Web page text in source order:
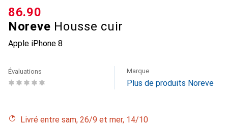
Noreve Housse cuir
Apple iPhone 8
CHF
86.90
Évaluations Marque
Plus de produits Noreve
Livré entre sam, 26/9 et mer, 14/10